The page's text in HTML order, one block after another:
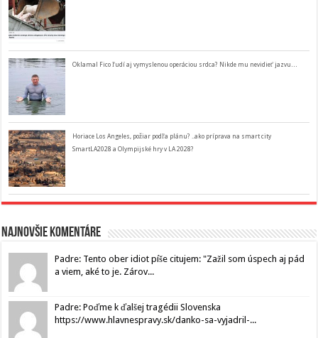
Oklamal Fico ľudí aj vymyslenou operáciou srdca? Nikde mu nevidieť jazvu…
Horiace Los Angeles, požiar podľa plánu? ..ako príprava na smart city
SmartLA2028 a Olympijské hry v LA 2028?
Najnovšie komentáre
Padre: Tento ober idiot píše citujem: "Zažil som úspech aj pád
a viem, aké to je. Zárov...
Padre: Poďme k ďalšej tragédii Slovenska
https://www.hlavnespravy.sk/danko-sa-vyjadril-...